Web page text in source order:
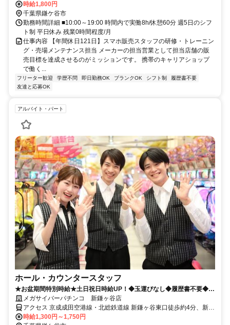
時給1,800円
千葉県鎌ケ谷市
勤務時間詳細 ■10:00～19:00 時間内で実働8h/休憩60分 週5日のシフ
ト制 平日休み 残業0時間程度/月
仕事内容 【年間休日121日】スマホ販売スタッフの研修・トレーニン
グ・売場メンテナンス担当 メーカーの担当営業として担当店舗の販
売目標を達成させるのがミッションです。 携帯のキャリアショップ
で働く...
フリーター歓迎 学歴不問 即日勤務OK ブランクOK シフト制
履歴書不要
友達と応募OK
アルバイト・パート
ホール・カウンタースタッフ
★お盆期間特別時給★土日祝日時給UP！◆玉運びなし◆履歴書不要◆社
員登用あり
メガサイバーパチンコ 新鎌ヶ谷店
アクセス 京成成田空港線・北総鉄道線 新鎌ヶ谷東口徒歩約4分、新京
成電鉄 新鎌ヶ谷東口徒歩約4分、東武野田線〔アーバンパークライ
時給1,300円～1,750円